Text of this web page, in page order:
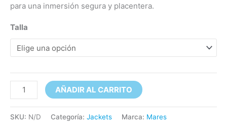
para una inmersión segura y placentera.
Talla
AÑADIR AL CARRITO
SKU: N/D Categoría: Jackets Marca: Mares